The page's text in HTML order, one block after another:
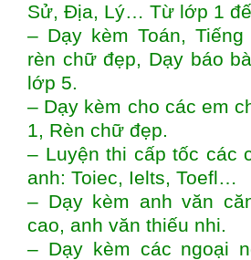
Sử, Địa, Lý… Từ lớp 1
– Dạy kèm Toán,
rèn chữ đẹp, Dạy báo
lớp 5.
– Dạy kèm cho các em
1, Rèn chữ đẹp.
– Luyện thi cấp tốc các
anh: Toiec, Ielts, Toefl…
– Dạy kèm anh văn
cao, anh văn thiếu nhi.
– Dạy kèm các ngoại